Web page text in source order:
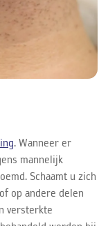
. Wanneer er
mannelijk
Schaamt u zich
op andere delen
versterkte